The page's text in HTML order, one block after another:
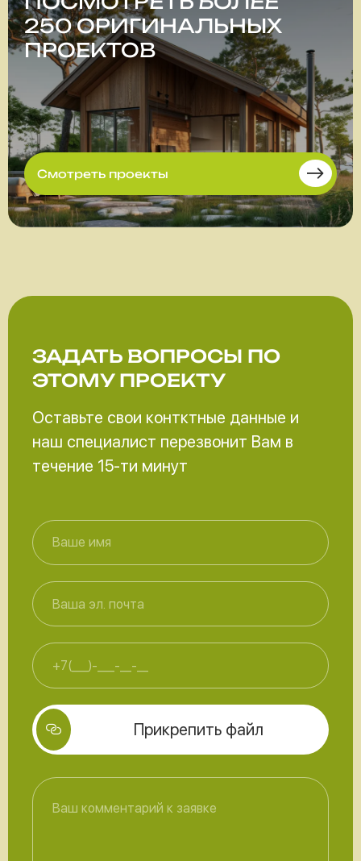
250 ОРИГИНАЛЬНЫХ
ПРОЕКТОВ
Смотреть проекты
ЗАДАТЬ ВОПРОСЫ ПО
ЭТОМУ ПРОЕКТУ
Оставьте свои контктные данные и
наш специалист перезвонит Вам в
течение 15-ти минут
Прикрепить файл